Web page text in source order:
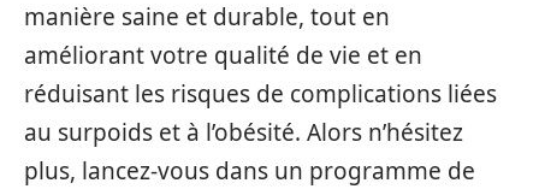
manière saine et durable, tout en
améliorant votre qualité de vie et en
réduisant les risques de complications liées
au surpoids et à l’obésité. Alors n’hésitez
plus, lancez-vous dans un programme de